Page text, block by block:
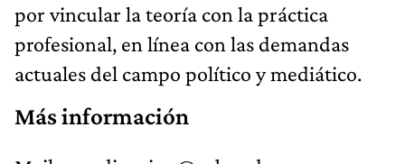
por vincular la teoría con la práctica
profesional, en línea con las demandas
actuales del campo político y mediático.
Más información